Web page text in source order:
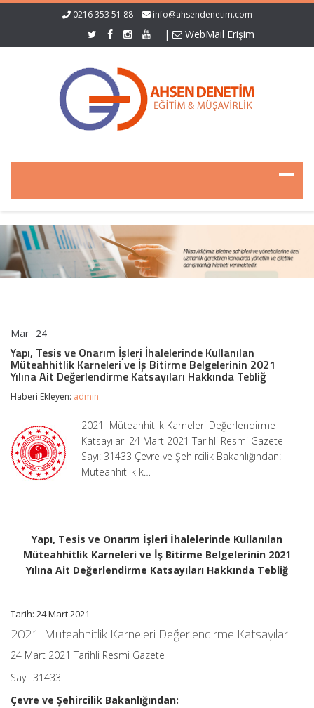
0216 353 51 88 info@ahsendenetim.com
| WebMail Erişim
Mar 24
ve
Onarım
İşleri
İhalelerinde
Karneleri
ve
İş
Bitirme
Belgelerinin
Katsayıları
Hakkında
Tebliğ
için
Yapı, Tesis ve Onarım İşleri İhalelerinde Kullanılan
Müteahhitlik Karneleri ve İş Bitirme Belgelerinin 2021
Yılına Ait Değerlendirme Katsayıları Hakkında Tebliğ
Haberi Ekleyen: admin
2021 Müteahhitlik Karneleri Değerlendirme
Katsayıları 24 Mart 2021 Tarihli Resmi Gazete
Sayı: 31433 Çevre ve Şehircilik Bakanlığından:
Müteahhitlik k…
Yapı, Tesis ve Onarım İşleri İhalelerinde Kullanılan
Müteahhitlik Karneleri ve İş Bitirme Belgelerinin 2021
Yılına Ait Değerlendirme Katsayıları Hakkında Tebliğ
Tarih: 24 Mart 2021
2021 Müteahhitlik Karneleri Değerlendirme Katsayıları
24 Mart 2021 Tarihli Resmi Gazete
Sayı: 31433
Çevre ve Şehircilik Bakanlığından: